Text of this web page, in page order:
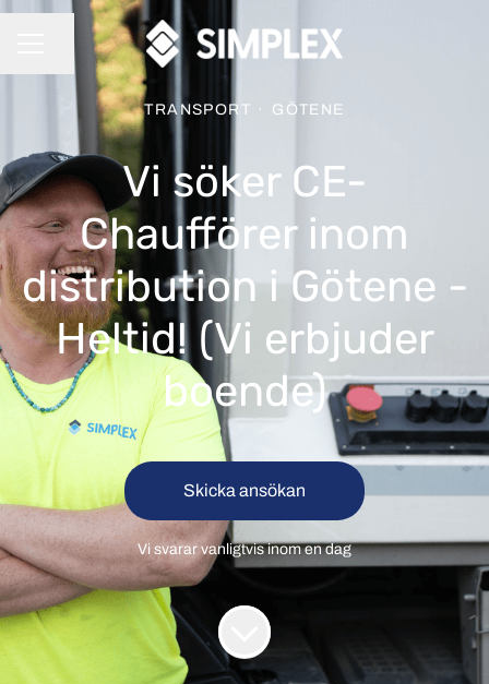
KARRIÄRMENY
Dela sidan
TRANSPORT · GÖTENE
Vi söker CE-
Chaufförer inom
distribution i Götene -
Heltid! (Vi erbjuder
boende)
Skicka ansökan
Vi svarar vanligtvis inomen dag